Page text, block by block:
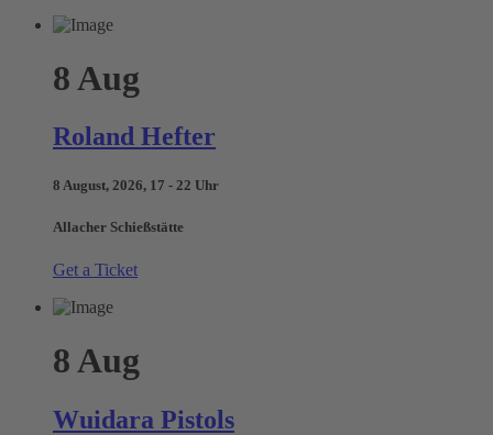
8 Aug
Roland Hefter
8 August, 2026, 17 - 22 Uhr
Allacher Schießstätte
Get a Ticket
8Aug
Wuidara Pistols